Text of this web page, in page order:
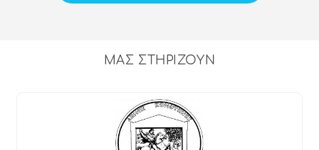
ΜΑΣ ΣΤΗΡΙΖΟΥΝ